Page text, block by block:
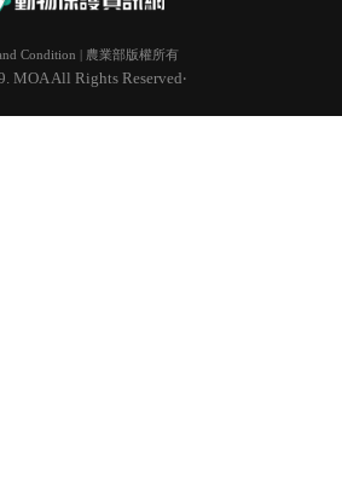
Condition | 農業部版權所有
MOA All Rights Reserved‧